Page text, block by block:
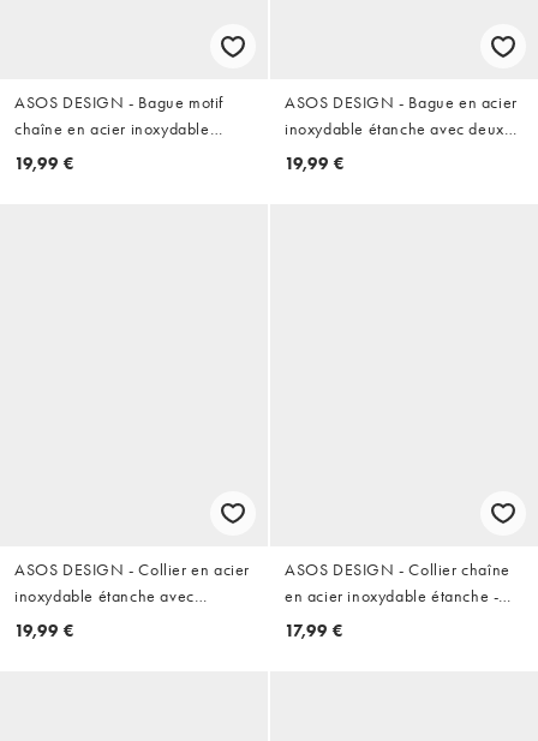
ASOS DESIGN - Bague motif
chaîne en acier inoxydable
étanche - Argenté
19,99 €
ASOS DESIGN - Bague en acier
inoxydable étanche avec deux
rainures - Argent vieilli
19,99 €
ASOS DESIGN - Collier en acier
inoxydable étanche avec
pendentif croix - Argenté
19,99 €
ASOS DESIGN - Collier chaîne
en acier inoxydable étanche -
Argenté
17,99 €